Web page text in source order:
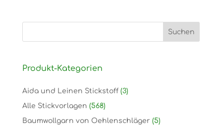
Produkt-Kategorien
Aida und Leinen Stickstoff (3)
Alle Stickvorlagen (568)
Baumwollgarn von Oehlenschläger (5)